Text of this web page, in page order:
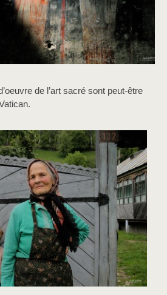
de l’art sacré sont peut-être